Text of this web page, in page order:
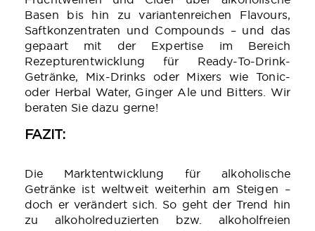
Basen bis hin zu variantenreichen Flavours,
Saftkonzentraten und Compounds – und das
gepaart mit der Expertise im Bereich
Rezepturentwicklung für Ready-To-Drink-
Getränke, Mix-Drinks oder Mixers wie Tonic-
oder Herbal Water, Ginger Ale und Bitters. Wir
beraten Sie dazu gerne!
FAZIT:
Die Marktentwicklung für alkoholische
Getränke ist weltweit weiterhin am Steigen –
doch er verändert sich. So geht der Trend hin
zu alkoholreduzierten bzw. alkoholfreien